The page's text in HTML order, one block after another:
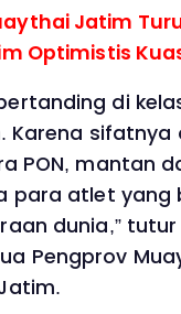
Jatim
Optimistis
di
Karena sifatnya
PON, mantan
para atlet yang
dunia,” tutur
Pengprov